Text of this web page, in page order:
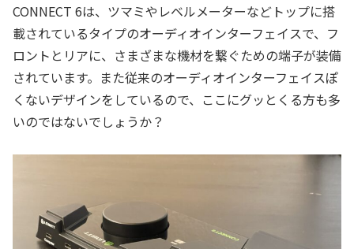
CONNECT 6は、ツマミやレベルメーターなどトップに搭
載されているタイプのオーディオインターフェイスで、フ
ロントとリアに、さまざまな機材を繋ぐための端子が装備
されています。また従来のオーディオインターフェイスぽ
くないデザインをしているので、ここにグッとくる方も多
いのではないでしょうか？